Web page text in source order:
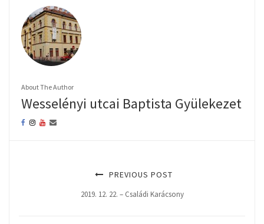
About The Author
Wesselényi utcai Baptista Gyülekezet
PREVIOUS POST
2019. 12. 22. – Családi Karácsony